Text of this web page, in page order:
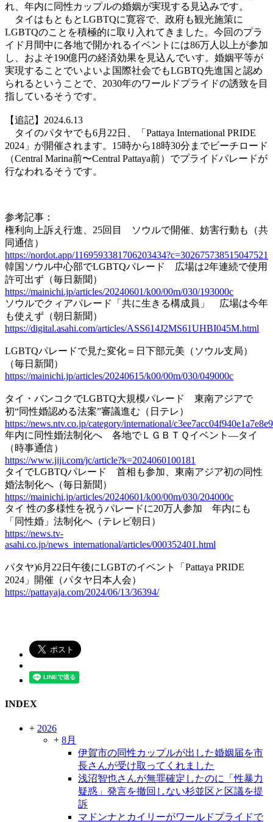
れ、年内に同性カップルの婚姻が実現する見込みです。
タイはもともとLGBTQに寛容で、政府も観光施策に
LGBTQのことを積極的に取り入れてきました。今回のプラ
イド月間中に各地で開かれるイベントには86万人以上が参加
し、およそ190億円の経済効果を見込んでいす。婚姻平等が
実現することでいよいよ国際社会でもLGBTQ先進国と認め
られるということで、2030年のワールドプライドの誘致を目
指しているそうです。
【追記】2024.6.13
タイのパタヤでも6月22日、「Pattaya International PRIDE
2024」が開催されます。15時から18時30分までビーチロード
（Central Marina前〜Central Pattaya前）でプライドパレードが
行なわれるそうです。
参考記事：
権利向上訴え行進、25回目 ソウルで開催、妨害行動も（共
同通信）
https://nordot.app/1169593381706203434?c=302675738515047521
韓国ソウル中心部でLGBTQパレード 広場は2年連続で使用
許可出ず（毎日新聞）
https://mainichi.jp/articles/20240601/k00/00m/030/193000c
ソウルでクィアパレード「共に生きる構成員」 広場は今年
も使えず（朝日新聞）
https://digital.asahi.com/articles/ASS614J2MS61UHBI045M.html
LGBTQパレードで見た変化＝日下部元美（ソウル支局）
（毎日新聞）
https://mainichi.jp/articles/20240615/k00/00m/030/049000c
タイ・バンコクでLGBTQ大規模パレード 東南アジアで
初“同性婚認める法案”審議進む（日テレ）
https://news.ntv.co.jp/category/international/
年内に同性婚法制化へ 各地でＬＧＢＴＱイベント―タイ
（時事通信）
https://www.jiji.com/jc/article?k=2024060100181
タイでLGBTQパレード 首相も参加、東南アジア初の同性
婚法制化へ（毎日新聞）
https://mainichi.jp/articles/20240601/k00/00m/030/204000c
タイ 性の多様性を祝うパレードに20万人参加 年内にも
「同性婚」法制化へ（テレビ朝日）
https://news.tv-
asahi.co.jp/news_international/articles/000352401.html
パタヤ)6月22日午後にLGBTのイベント「Pattaya PRIDE
2024」開催（パタヤ日本人会）
https://pattayaja.com/2024/06/13/36394/
INDEX
+ 2026
+ 8月
伊賀市の同性カップルが出した婚姻届を市
長さんが受け取ってくれました
浅沼智也さんが無罪確定したのに「性暴力
疑惑」発言を撤回しない杉並区と区議を提
訴
マドンナとカイリーがワールドプライドで